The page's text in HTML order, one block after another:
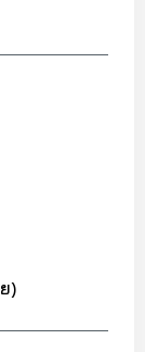
)